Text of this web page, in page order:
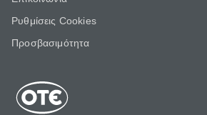
Ρυθμίσεις Cookies
Προσβασιμότητα